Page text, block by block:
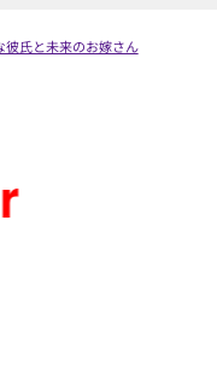
氏と未来のお嫁さん